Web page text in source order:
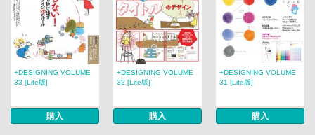
+DESIGNING VOLUME
33 [Lite版]
購入
+DESIGNING VOLUME
32 [Lite版]
購入
+DESIGNING VOLUME
31 [Lite版]
購入